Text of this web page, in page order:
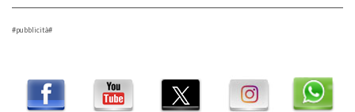
#pubblicità#